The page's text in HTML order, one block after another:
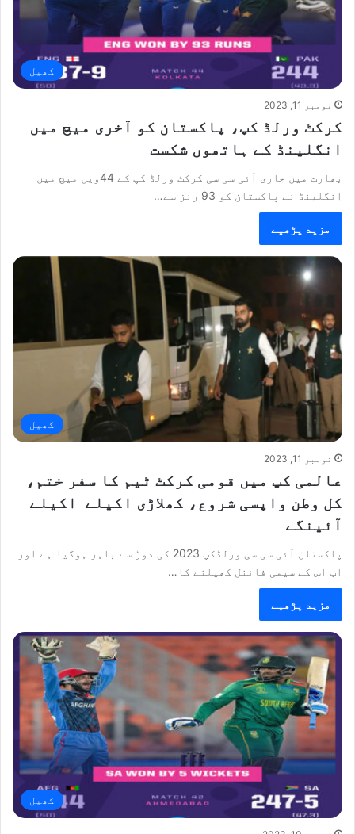
کھیل
نومبر 11, 2023
کرکٹ ورلڈ کپ، پاکستان کو آخری میچ میں
انگلینڈ کے ہاتھوں شکست
بھارت میں جاری آئی سی سی کرکٹ ورلڈ کپ کے 44ویں میچ میں
انگلینڈ نے پاکستان کو 93 رنز سے…
مزید پڑھیے
کھیل
نومبر 11, 2023
عالمی کپ میں قومی کرکٹ ٹیم کا سفر ختم،
کل وطن واپسی شروع، کھلاڑی اکیلے اکیلے
آئینگے
پاکستان آئی سی سی ورلڈکپ 2023 کی دوڑ سے باہر ہوگیا ہے اور
اب اس کے سیمی فائنل کھیلنے کا…
مزید پڑھیے
کھیل